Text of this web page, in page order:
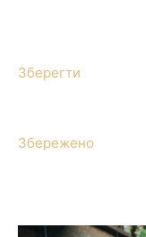
Зберегти
Збережено